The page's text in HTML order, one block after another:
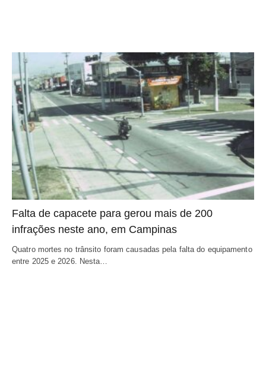
Falta de capacete para gerou mais de 200
infrações neste ano, em Campinas
Quatro mortes no trânsito foram causadas pela falta do equipamento
entre 2025 e 2026. Nesta…